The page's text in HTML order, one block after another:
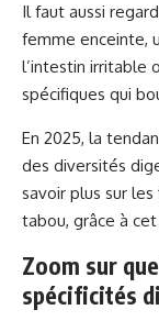
Il faut aussi
femme enceinte,
l’intestin irritable
spécifiques qui
En 2025, la
des diversités
savoir plus sur
tabou, grâce à
Zoom sur
spécificités